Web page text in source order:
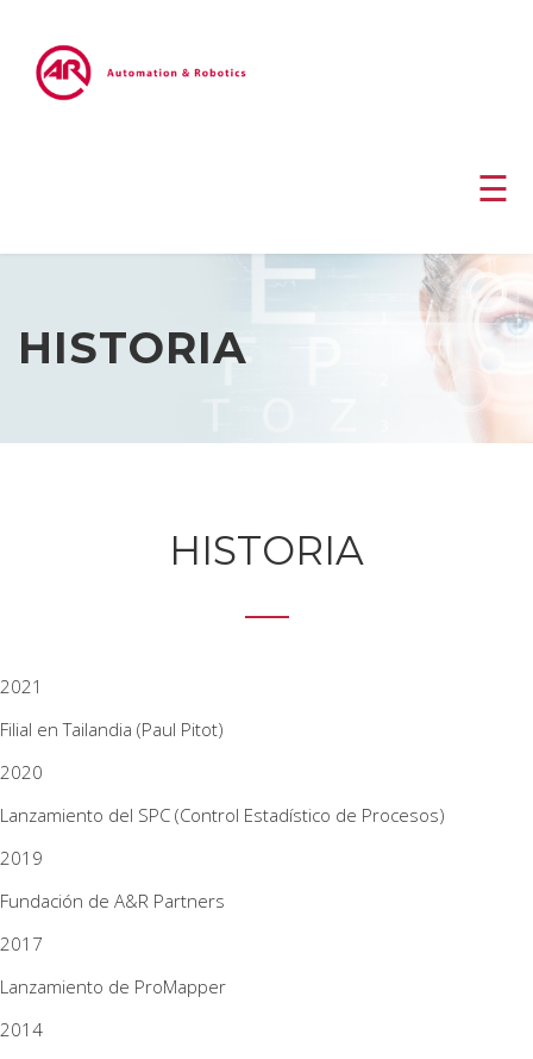
☰
HISTORIA
HISTORIA
2021
Filial en Tailandia (Paul Pitot)
2020
Lanzamiento del SPC (Control Estadístico de Procesos)
2019
Fundación de A&R Partners
2017
Lanzamiento de ProMapper
2014